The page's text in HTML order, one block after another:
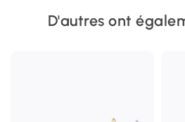
D'autres ont